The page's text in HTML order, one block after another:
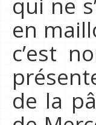
en
c’est
de la